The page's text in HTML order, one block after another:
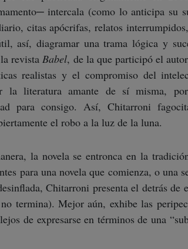
intercala (como lo anticipa su
citas apócrifas, relatos
así, diagramar una trama lógica y
revistaBabel, de la que participó el
realistas y el compromiso del
la literatura amante de sí misma,
para consigo. Así, Chitarroni
el robo a la luz de la luna.
la novela se entronca en la
para una novela que comienza, o una
Chitarroni presenta el detrás de
termina). Mejor aún, exhibe las
de expresarse en términos de una